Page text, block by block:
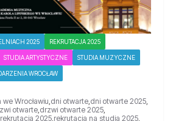
2025 REKRUTACJA 2025
STUDIA ARTYSTYCZNE STUDIA MUZYCZNE
WROCŁAW
Wrocławiu,dni otwarte,dni otwarte 2025,
otwarte,drzwi otwarte 2025,
rekrutacja 2025,rekrutacja na studia 2025,